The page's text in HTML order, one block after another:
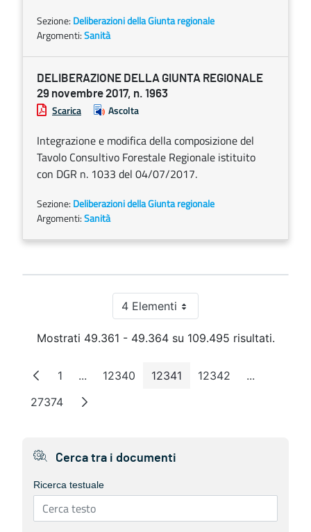
Sezione: Deliberazioni della Giunta regionale
Argomenti:Sanità
DELIBERAZIONE DELLA GIUNTA REGIONALE
29 novembre 2017, n. 1963
Scarica Ascolta
Integrazione e modifica della composizione del
Tavolo Consultivo Forestale Regionale istituito
con DGR n. 1033 del 04/07/2017.
Sezione: Deliberazioni della Giunta regionale
Argomenti:Sanità
4 ElementiPer pagina
Mostrati 49.361 - 49.364 su 109.495 risultati.
Pagina
1 ...Pagine intermedie
Pagina
12340 Pagina
12341 Pagina
12342 ...Pagine
Pagina
27374
Cerca tra i documenti
Ricerca testuale